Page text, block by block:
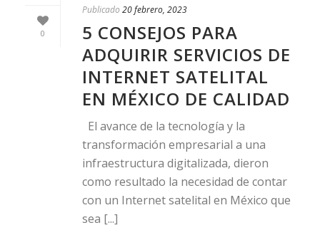
0
Publicado 20 febrero, 2023
5 CONSEJOS PARA
ADQUIRIR SERVICIOS DE
INTERNET SATELITAL
EN MÉXICO DE CALIDAD
El avance de la tecnología y la
transformación empresarial a una
infraestructura digitalizada, dieron
como resultado la necesidad de contar
con un Internet satelital en México que
sea [...]